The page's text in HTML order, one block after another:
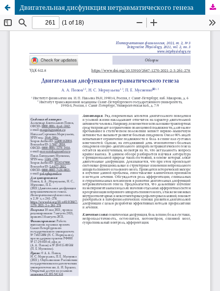
Двигательная дисфункция нетравматического генеза